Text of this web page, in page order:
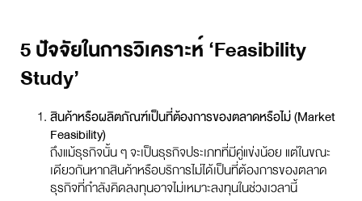
5 ปัจจัยในการวิเคราะห์ ‘Feasibility
Study’
สินค้าหรือผลิตภัณฑ์เป็นที่ต้องการของตลาดหรือไม่ (Market
Feasibility)
ถึงแม้ธุรกิจนั้น ๆ จะเป็นธุรกิจประเภทที่มีคู่แข่งน้อย แต่ในขณะ
เดียวกันหากสินค้าหรือบริการไม่ได้เป็นที่ต้องการของตลาด
ธุรกิจที่กำลังคิดลงทุนอาจไม่เหมาะลงทุนในช่วงเวลานี้